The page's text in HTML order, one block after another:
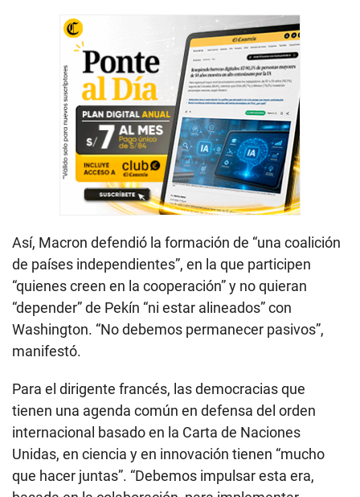
Así, Macron defendió la formación de “una coalición
de países independientes”, en la que participen
“quienes creen en la cooperación” y no quieran
“depender” de Pekín “ni estar alineados” con
Washington. “No debemos permanecer pasivos”,
manifestó.
Para el dirigente francés, las democracias que
tienen una agenda común en defensa del orden
internacional basado en la Carta de Naciones
Unidas, en ciencia y en innovación tienen “mucho
que hacer juntas”. “Debemos impulsar esta era,